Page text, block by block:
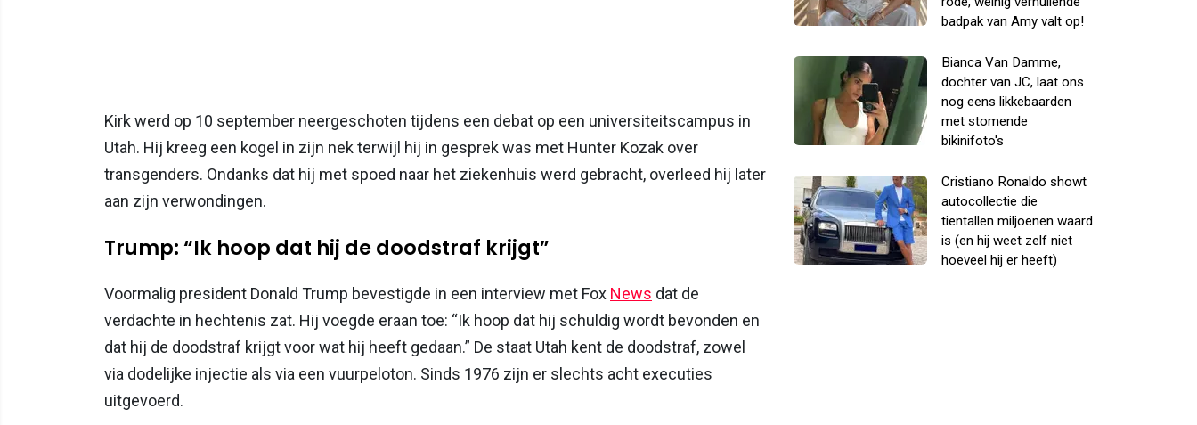
Kirk werd op 10 september neergeschoten tijdens een debat op een universiteitscampus in
Utah. Hij kreeg een kogel in zijn nek terwijl hij in gesprek was met Hunter Kozak over
transgenders. Ondanks dat hij met spoed naar het ziekenhuis werd gebracht, overleed hij later
aan zijn verwondingen.
Trump: “Ik hoop dat hij de doodstraf krijgt”
Voormalig president Donald Trump bevestigde in een interview met Fox News dat de
verdachte in hechtenis zat. Hij voegde eraan toe: “Ik hoop dat hij schuldig wordt bevonden en
dat hij de doodstraf krijgt voor wat hij heeft gedaan.” De staat Utah kent de doodstraf, zowel
via dodelijke injectie als via een vuurpeloton. Sinds 1976 zijn er slechts acht executies
uitgevoerd.
badpak van Amy valt op!
Bianca Van Damme,
dochter van JC, laat ons
nog eens likkebaarden
met stomende
bikinifoto's
Cristiano Ronaldo showt
autocollectie die
tientallen miljoenen waard
is (en hij weet zelf niet
hoeveel hij er heeft)